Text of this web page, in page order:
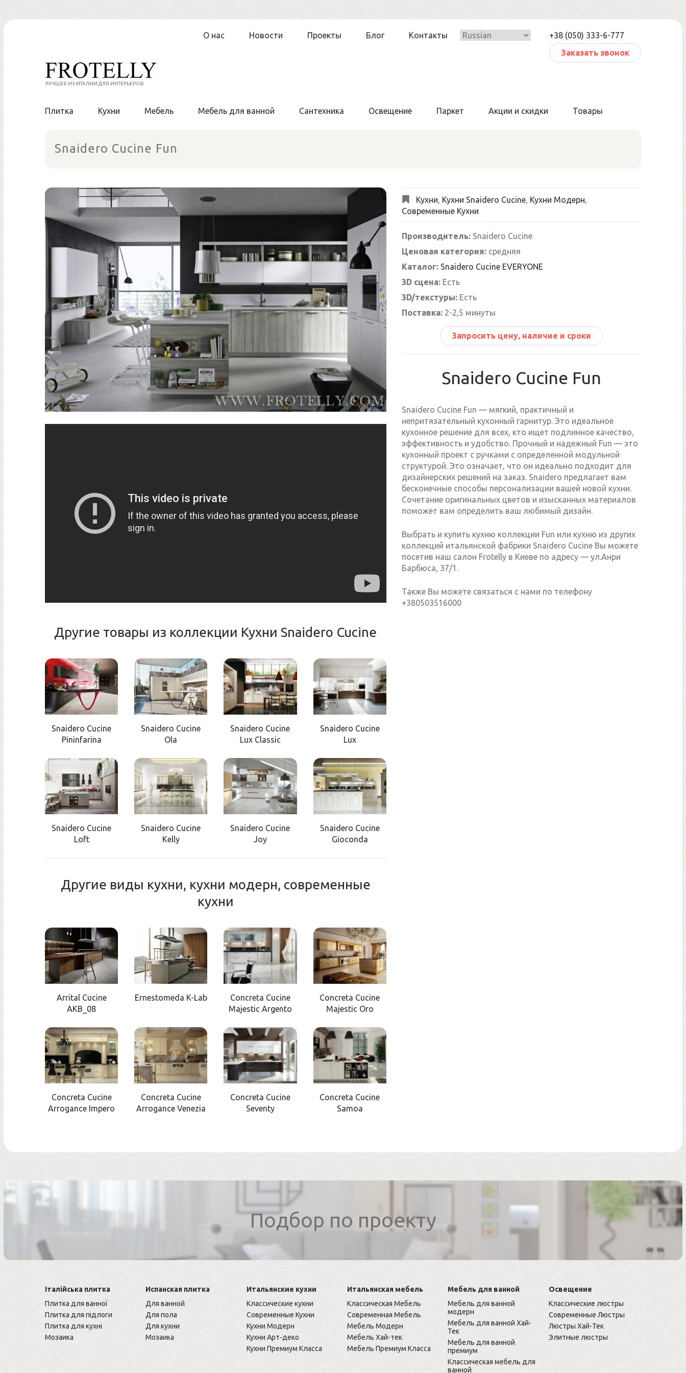
Перейти
О нас Новости Проекты Блог Контакты
+38 (050) 333-6-777
Заказать звонок
ЛУЧШЕЕ ИЗ ИТАЛИИ ДЛЯ ИНТЕРЬЕРОВ
Плитка Кухни Мебель Мебель для ванной Сантехника Освещение Паркет Акции и скидки Товары
Snaidero Cucine Fun
Другие товары из коллекции Кухни Snaidero Cucine
Snaidero Cucine
Pininfarina
Snaidero Cucine
Ola
Snaidero Cucine
Lux Classic
Snaidero Cucine
Lux
Snaidero Cucine
Loft
Snaidero Cucine
Kelly
Snaidero Cucine
Joy
Snaidero Cucine
Gioconda
Другие виды кухни, кухни модерн, современные
кухни
Arrital Cucine
AKB_08
Ernestomeda K-Lab
Concreta Cucine
Majestic Argento
Concreta Cucine
Majestic Oro
Concreta Cucine
Arrogance Impero
Concreta Cucine
Arrogance Venezia
Concreta Cucine
Seventy
Concreta Cucine
Samoa
Кухни, Кухни Snaidero Cucine, Кухни Модерн,
Современные Кухни
Производитель:Snaidero Cucine
Ценовая категория:средняя
Каталог: Snaidero Cucine EVERYONE
3D сцена:Есть
3D/текстуры:Есть
Поставка:2-2,5 минуты
Запросить цену, наличие и сроки
Snaidero Cucine Fun
Snaidero Cucine Fun — мягкий, практичный и
непритязательный кухонный гарнитур. Это идеальное
кухонное решение для всех, кто ищет подлинное качество,
эффективность и удобство. Прочный и надежный Fun — это
кухонный проект с ручками с определенной модульной
структурой. Это означает, что он идеально подходит для
дизайнерских решений на заказ. Snaidero предлагает вам
бесконечные способы персонализации вашей новой кухни.
Сочетание оригинальных цветов и изысканных материалов
поможет вам определить ваш любимый дизайн.
Выбрать и купить кухню коллекции Fun или кухню из других
коллекций итальянской фабрики Snaidero Cucine Вы можете
посетив наш салон Frotelly в Киеве по адресу — ул.Анри
Барбюса, 37/1.
Также Вы можете связаться с нами по телефону
+380503516000
Подбор по проекту
Італійська плитка
Плитка для ванної
Плитка для підлоги
Плитка для кухні
Мозаика
Испанская плитка
Для ванной
Для пола
Для кухни
Мозаика
Итальянские кухни
Классические кухни
Современные Кухни
Кухни Модерн
Кухни Арт-деко
Кухни Премиум Класса
Итальянская мебель
Классическая Мебель
Современная Мебель
Мебель Модерн
Мебель Хай-тек
Мебель Премиум Класса
Мебель для ванной
Мебель для ванной
модерн
Мебель для ванной Хай-
Тек
Мебель для ванной
премиум
Классическая мебель для
ванной
Освещение
Классические люстры
Современные Люстры
Люстры Хай-Тек
Элитные люстры